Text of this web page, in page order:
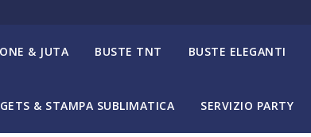
& JUTA BUSTE TNT BUSTE ELEGANTI
& STAMPA SUBLIMATICA SERVIZIO PARTY